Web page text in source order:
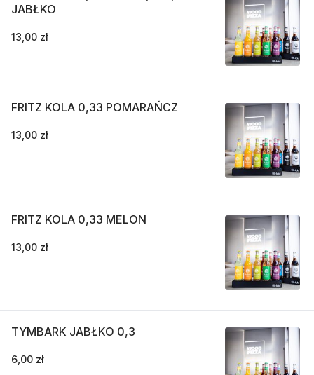
JABŁKO
13,00 zł
FRITZ KOLA 0,33 POMARAŃCZ
13,00 zł
FRITZ KOLA 0,33 MELON
13,00 zł
TYMBARK JABŁKO 0,3
6,00 zł